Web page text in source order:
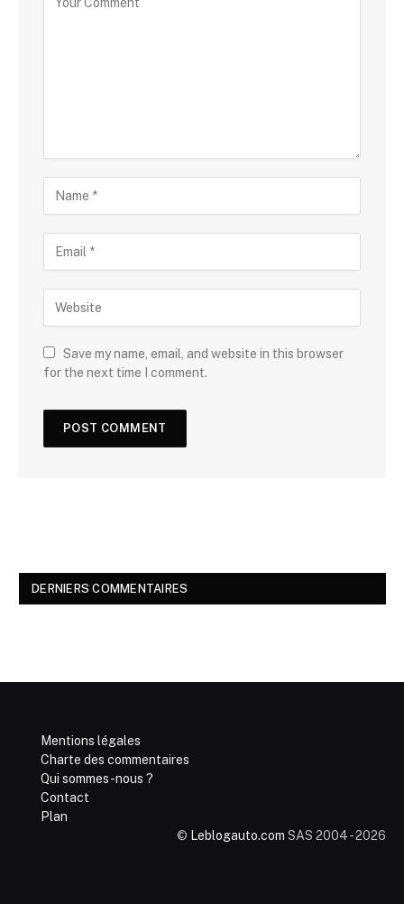
Save my name, email, and website in this browser
for the next time I comment.
DERNIERS COMMENTAIRES
Mentions légales
Charte des commentaires
Qui sommes-nous ?
Contact
Plan
© Leblogauto.com SAS 2004 - 2026